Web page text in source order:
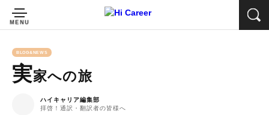
BLOG&NEWS
実家への旅
ハイキャリア編集部
拝啓！通訳・翻訳者の皆様へ